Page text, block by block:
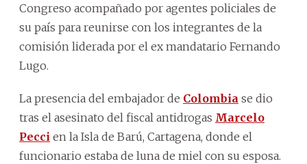
Congreso acompañado por agentes policiales de
su país para reunirse con los integrantes de la
comisión liderada por el ex mandatario Fernando
Lugo.
La presencia del embajador de Colombia se dio
tras el asesinato del fiscal antidrogas Marcelo
Pecci en la Isla de Barú, Cartagena, donde el
funcionario estaba de luna de miel con su esposa.